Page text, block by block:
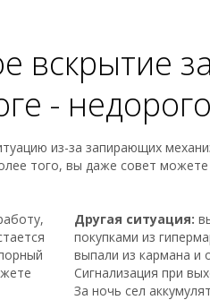
вскрытие
- недорого
из-за запирающих
того, вы даже совет
Другая ситуация:
покупками из
выпали из кармана и
Сигнализация при
За ночь сел